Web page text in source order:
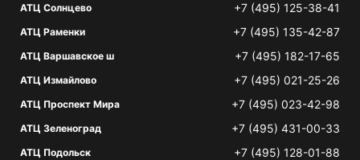
АТЦ Солнцево +7 (495) 125-38-41
АТЦ Раменки +7 (495) 135-42-87
АТЦ Варшавское ш +7 (495) 182-17-65
АТЦ Измайлово +7 (495) 021-25-26
АТЦ Проспект Мира +7 (495) 023-42-98
АТЦ Зеленоград +7 (495) 431-00-33
АТЦ Подольск +7 (495) 128-01-88